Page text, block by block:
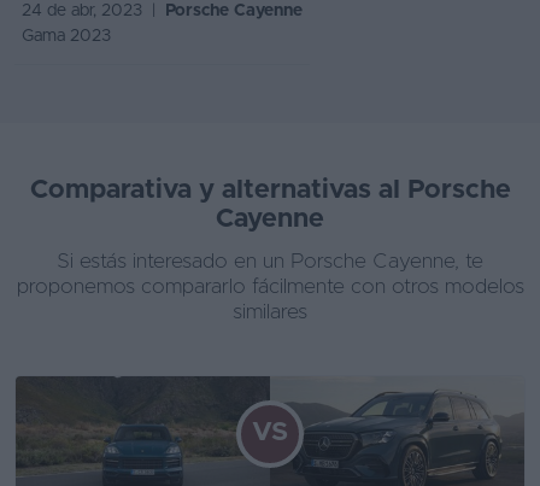
24 de abr, 2023 |
Porsche Cayenne
Gama 2023
Comparativa y alternativas al Porsche
Cayenne
Si estás interesado en un Porsche Cayenne, te
proponemos compararlo fácilmente con otros modelos
similares
VS